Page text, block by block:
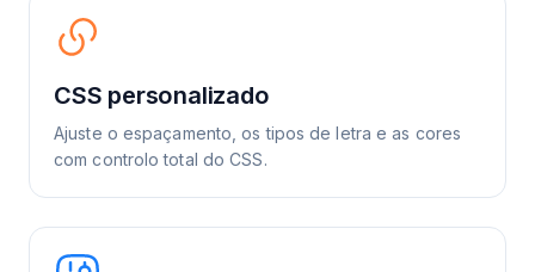
CSS personalizado
Ajuste o espaçamento, os tipos de letra e as cores
com controlo total do CSS.